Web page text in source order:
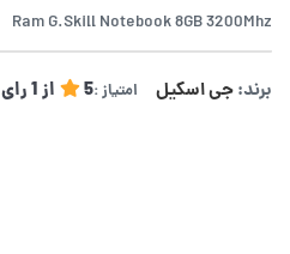
Ram G.Skill Notebook 8GB 3200Mhz
برند:جی اسکیل امتیاز :5 از1رای